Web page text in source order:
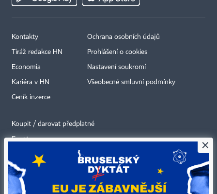
Kontakty
Tiráž redakce HN
Economia
Kariéra v HN
Ceník inzerce
Ochrana osobních údajů
Prohlášení o cookies
Nastavení soukromí
Všeobecné smluvní podmínky
Koupit / darovat předplatné
Eventy
Newslettery
RSS kanály
×